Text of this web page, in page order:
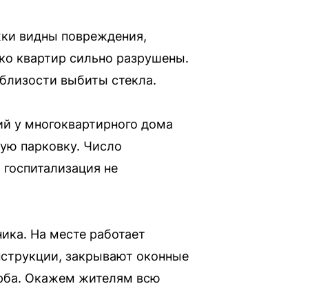
видны повреждения,
квартир сильно разрушены.
выбиты стекла.
у многоквартирного дома
парковку. Число
не
На месте работает
закрывают оконные
Окажем жителям всю